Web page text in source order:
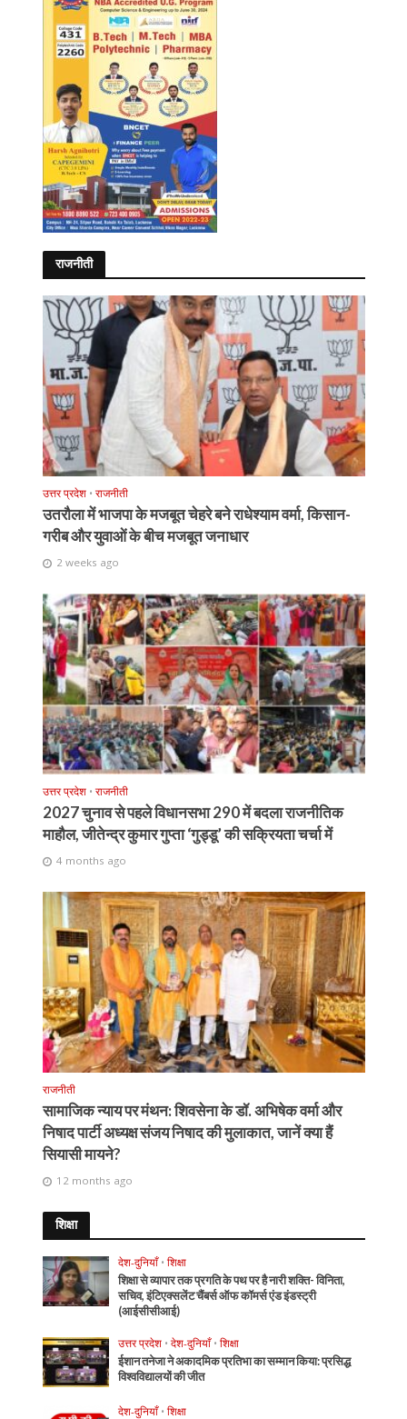
राजनीती
उत्तर प्रदेश • राजनीती
उतरौला में भाजपा के मजबूत चेहरे बने राधेश्याम वर्मा, किसान-
गरीब और युवाओं के बीच मजबूत जनाधार
2 weeks ago
उत्तर प्रदेश • राजनीती
2027 चुनाव से पहले विधानसभा 290 में बदला राजनीतिक
माहौल, जीतेन्द्र कुमार गुप्ता ‘गुड्डू’ की सक्रियता चर्चा में
4 months ago
राजनीती
सामाजिक न्याय पर मंथन: शिवसेना के डॉ. अभिषेक वर्मा और
निषाद पार्टी अध्यक्ष संजय निषाद की मुलाकात, जानें क्या हैं
सियासी मायने?
12 months ago
शिक्षा
देश-दुनियाँ • शिक्षा
शिक्षा से व्यापार तक प्रगति के पथ पर है नारी शक्ति- विनिता,
सचिव, इंटिएक्सलेंट चैंबर्स ऑफ कॉमर्स एंड इंडस्ट्री
(आईसीसीआई)
उत्तर प्रदेश • देश-दुनियाँ • शिक्षा
ईशान तनेजा ने अकादमिक प्रतिभा का सम्मान किया: प्रसिद्ध
विश्वविद्यालयों की जीत
देश-दुनियाँ • शिक्षा